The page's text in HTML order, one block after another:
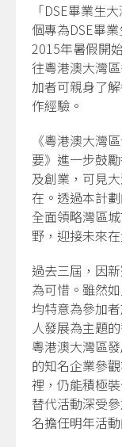
「DSE畢業生
個專為DSE畢
2015年暑假開
往粵港澳大灣
加者可親身了
作經驗。
《粵港澳大灣
要》進一步鼓
及創業，可見
在。透過本計
全面領略灣區
野，迎接未來
過去三屆，因
為可惜。雖然
均特意為參加
人發展為主題
粵港澳大灣區
的知名企業參
裡，仍能積極
替代活動深受
名擔任明年活